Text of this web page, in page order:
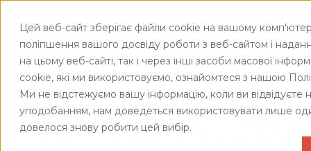
Цей веб-сайт зберігає файли cookie на вашому
поліпшення вашого досвіду роботи з веб-сайтом і
на цьому веб-сайті, так і через інші засоби масової
cookie, які ми використовуємо, ознайомтеся з нашою
Ми не відстежуємо вашу інформацію, коли ви
уподобанням, нам доведеться використовувати лише
довелося знову робити цей вибір.
ПРО АІМ
ПОДІЇ
ЯКІСТЮ
Головна / Про AIM / Життя компанії / AIM Talents 2025
AIM Talents